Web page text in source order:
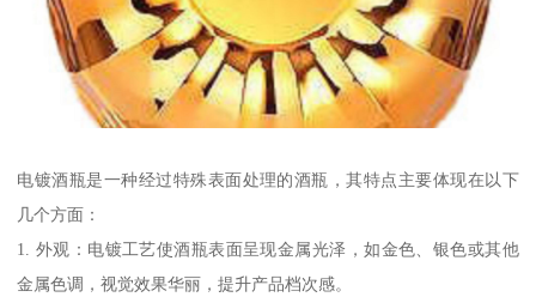
电镀酒瓶是一种经过特殊表面处理的酒瓶，其特点主要体现在以下
几个方面：
1. 外观：电镀工艺使酒瓶表面呈现金属光泽，如金色、银色或其他
金属色调，视觉效果华丽，提升产品档次感。